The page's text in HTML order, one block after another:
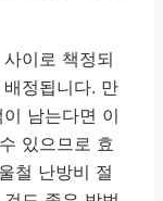
이로 책정되
정됩니다. 만
남는다면 이
있으므로 효
철 난방비 절